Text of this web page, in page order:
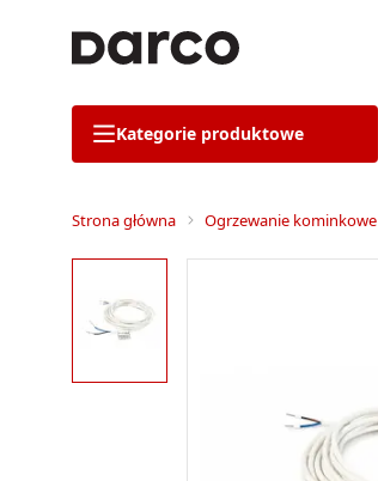
Kategorie produktowe
Strona główna Ogrzewanie kominkowe